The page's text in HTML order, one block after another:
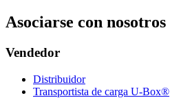
Asociarse con nosotros
Vendedor
Distribuidor
Transportista de carga U-Box®